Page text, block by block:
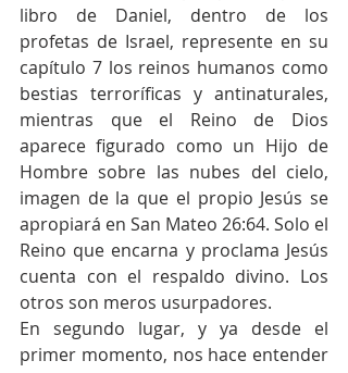
libro de Daniel, dentro de los
profetas de Israel, represente en su
capítulo 7 los reinos humanos como
bestias terroríficas y antinaturales,
mientras que el Reino de Dios
aparece figurado como un Hijo de
Hombre sobre las nubes del cielo,
imagen de la que el propio Jesús se
apropiará en San Mateo 26:64. Solo el
Reino que encarna y proclama Jesús
cuenta con el respaldo divino. Los
otros son meros usurpadores.
En segundo lugar, y ya desde el
primer momento, nos hace entender